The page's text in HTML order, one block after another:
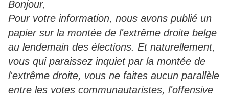
Bonjour,
Pour votre information, nous avons publié un
papier sur la montée de l'extrême droite belge
au lendemain des élections. Et naturellement,
vous qui paraissez inquiet par la montée de
l'extrême droite, vous ne faites aucun parallèle
entre les votes communautaristes, l'offensive